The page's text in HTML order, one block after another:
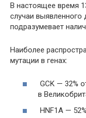
В настоящее время
случаи выявленного
подразумевает
Наиболее
мутации в генах:
GCK — 32%
в
HNF1A —